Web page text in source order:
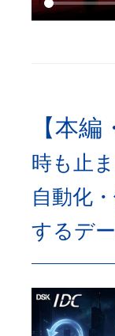
【本編
時も止
自動化
するデ